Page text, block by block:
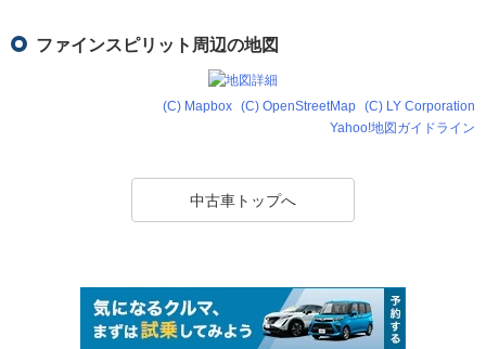
ファインスピリット周辺の地図
(C) Mapbox (C) OpenStreetMap (C) LY Corporation
Yahoo!地図ガイドライン
中古車トップへ